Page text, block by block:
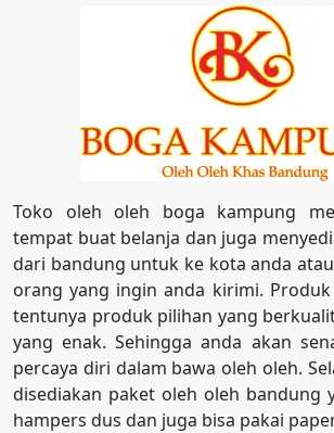
Toko oleh oleh boga kampung
tempat buat belanja dan juga
dari bandung untuk ke kota anda
orang yang ingin anda kirimi.
tentunya produk pilihan yang
yang enak. Sehingga anda akan
percaya diri dalam bawa oleh oleh.
disediakan paket oleh oleh bandung
hampers dus dan juga bisa pakai